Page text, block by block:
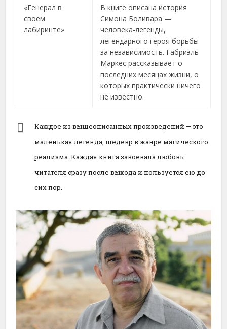
«Генерал в
своем
лабиринте»
В книге описана история
Симона Боливара —
человека-легенды,
легендарного героя борьбы
за независимость. Габриэль
Маркес рассказывает о
последних месяцах жизни, о
которых практически ничего
не известно.
Каждое из вышеописанных произведений — это
маленькая легенда, шедевр в жанре магического
реализма. Каждая книга завоевала любовь
читателя сразу после выхода и пользуется ею до
сих пор.